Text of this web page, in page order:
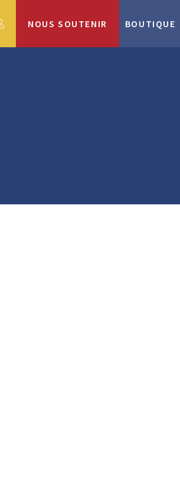
NOUS SOUTENIR BOUTIQUE